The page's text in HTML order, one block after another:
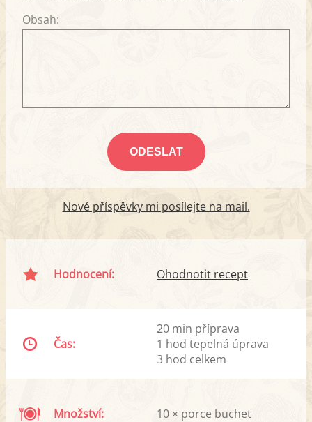
Obsah:
Nové příspěvky mi posílejte na mail.
Hodnocení: Ohodnotit recept
Čas:
20 min příprava
1 hod tepelná úprava
3 hod celkem
Množství: 10 × porce buchet